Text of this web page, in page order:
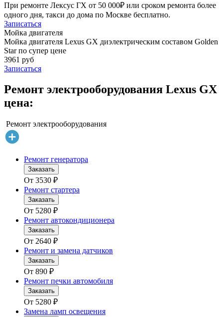
При ремонте Лексус ГХ от 50 000₽ или сроком ремонта более
одного дня, такси до дома по Москве бесплатно.
Записаться
Мойка двигателя
Мойка двигателя Lexus GX диэлектрическим составом Golden
Star по супер цене
3961 руб
Записаться
Ремонт электрооборудования Lexus GX
цена:
Ремонт электрооборудования
Ремонт генератора
Заказать
От 3530 ₽
Ремонт стартера
Заказать
От 5280 ₽
Ремонт автокондиционера
Заказать
От 2640 ₽
Ремонт и замена датчиков
Заказать
От 890 ₽
Ремонт печки автомобиля
Заказать
От 5280 ₽
Замена ламп освещения